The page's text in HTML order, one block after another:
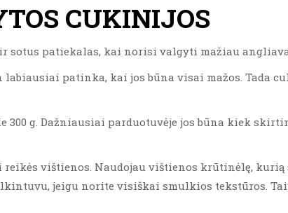
CUKINIJOS
sotus patiekalas, kai norisi valgyti mažiau
patinka, kai jos būna visai mažos. Tada
300 g. Dažniausiai parduotuvėje jos būna kiek
vištienos. Naudojau vištienos krūtinėlę,
jeigu norite visiškai smulkios tekstūros.